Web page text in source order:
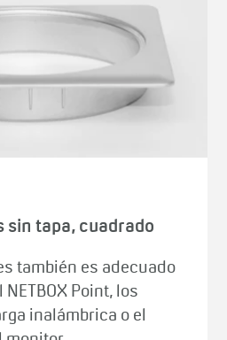
sin tapa, cuadrado
también es adecuado
Point, los
inalámbrica o el